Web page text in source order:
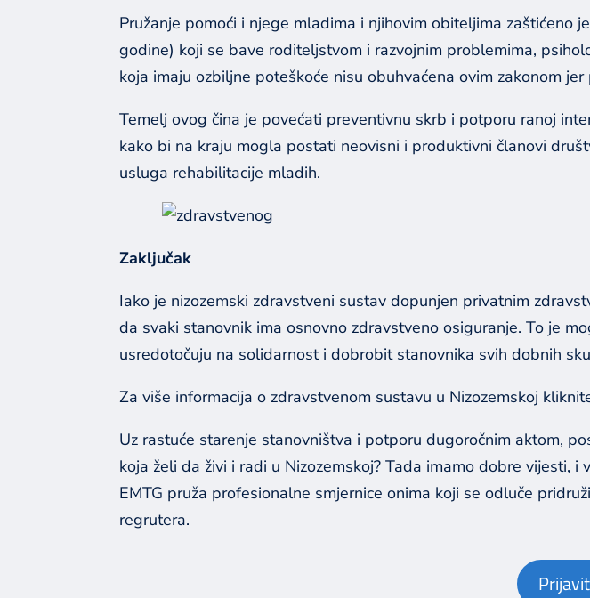
Pružanje pomoći i njege mladima i njihovim obiteljima zaštićeno
godine) koji se bave roditeljstvom i razvojnim problemima,
koja imaju ozbiljne poteškoće nisu obuhvaćena ovim zakonom
Temelj ovog čina je povećati preventivnu skrb i potporu ranoj
kako bi na kraju mogla postati neovisni i produktivni članovi
usluga rehabilitacije mladih.
Zaključak
Iako je nizozemski zdravstveni sustav dopunjen privatnim
da svaki stanovnik ima osnovno zdravstveno osiguranje. To je
usredotočuju na solidarnost i dobrobit stanovnika svih dobnih
Za više informacija o zdravstvenom sustavu u Nizozemskoj
Uz rastuće starenje stanovništva i potporu dugoročnim aktom,
koja želi da živi i radi u Nizozemskoj? Tada imamo dobre vijesti,
EMTG pruža profesionalne smjernice onima koji se odluče
regrutera.